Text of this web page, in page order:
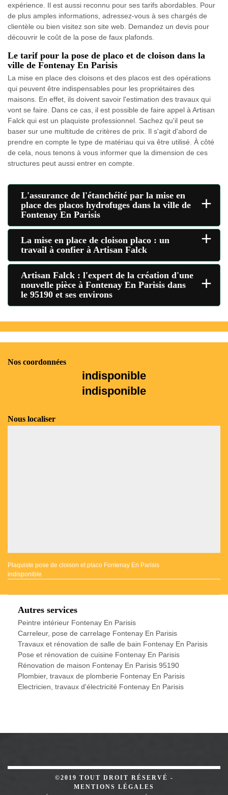
expérience. Il est aussi reconnu pour ses tarifs abordables. Pour
de plus amples informations, adressez-vous à ses chargés de
clientèle ou bien visitez son site web. Demandez un devis pour
découvrir le coût de la pose de faux plafonds.
Le tarif pour la pose de placo et de cloison dans la
ville de Fontenay En Parisis
La mise en place des cloisons et des placos est des opérations
qui peuvent être indispensables pour les propriétaires des
maisons. En effet, ils doivent savoir l'estimation des travaux qui
vont se faire. Dans ce cas, il est possible de faire appel à Artisan
Falck qui est un plaquiste professionnel. Sachez qu'il peut se
baser sur une multitude de critères de prix. Il s'agit d'abord de
prendre en compte le type de matériau qui va être utilisé. À côté
de cela, nous tenons à vous informer que la dimension de ces
structures peut aussi entrer en compte.
L'assurance de l'étanchéité par la mise en
place des placos hydrofuges dans la ville de
Fontenay En Parisis
+
La mise en place de cloison placo : un
travail à confier à Artisan Falck
+
Artisan Falck : l'expert de la création d'une
nouvelle pièce à Fontenay En Parisis dans
le 95190 et ses environs
+
Nos coordonnées
indisponible
indisponible
Nous localiser
Plaquiste pose de cloison et placo Fontenay En Parisis
indisponible
Autres services
Peintre intérieur Fontenay En Parisis
Carreleur, pose de carrelage Fontenay En Parisis
Travaux et rénovation de salle de bain Fontenay En Parisis
Pose et rénovation de cuisine Fontenay En Parisis
Rénovation de maison Fontenay En Parisis 95190
Plombier, travaux de plomberie Fontenay En Parisis
Electricien, travaux d'électricité Fontenay En Parisis
©2019 TOUT DROIT RÉSERVÉ -
MENTIONS LÉGALES